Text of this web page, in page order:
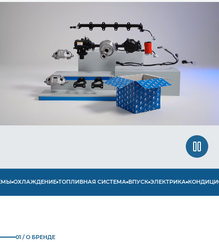
ОХЛАЖДЕНИЕ ТОПЛИВНАЯ СИСТЕМА ВПУСК ЭЛЕКТРИКА
01 / О БРЕНДЕ